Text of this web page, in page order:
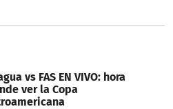
vs FAS EN VIVO: hora
ver la Copa